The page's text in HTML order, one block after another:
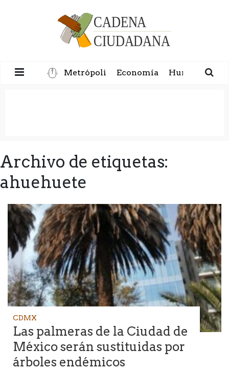
Metrópoli Economía Humanidad
Archivo de etiquetas:
ahuehuete
CDMX
Las palmeras de la Ciudad de
México serán sustituidas por
árboles endémicos